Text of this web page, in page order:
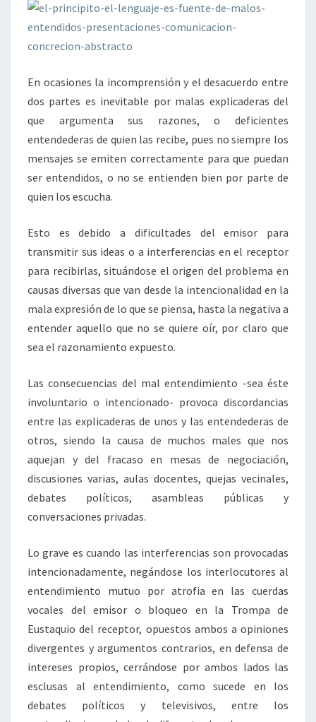
En ocasiones la incomprensión y el desacuerdo entre
dos partes es inevitable por malas explicaderas del
que argumenta sus razones, o deficientes
entendederas de quien las recibe, pues no siempre los
mensajes se emiten correctamente para que puedan
ser entendidos, o no se entienden bien por parte de
quien los escucha.
Esto es debido a dificultades del emisor para
transmitir sus ideas o a interferencias en el receptor
para recibirlas, situándose el origen del problema en
causas diversas que van desde la intencionalidad en la
mala expresión de lo que se piensa, hasta la negativa a
entender aquello que no se quiere oír, por claro que
sea el razonamiento expuesto.
Las consecuencias del mal entendimiento -sea éste
involuntario o intencionado- provoca discordancias
entre las explicaderas de unos y las entendederas de
otros, siendo la causa de muchos males que nos
aquejan y del fracaso en mesas de negociación,
discusiones varias, aulas docentes, quejas vecinales,
debates políticos, asambleas públicas y
conversaciones privadas.
Lo grave es cuando las interferencias son provocadas
intencionadamente, negándose los interlocutores al
entendimiento mutuo por atrofia en las cuerdas
vocales del emisor o bloqueo en la Trompa de
Eustaquio del receptor, opuestos ambos a opiniones
divergentes y argumentos contrarios, en defensa de
intereses propios, cerrándose por ambos lados las
esclusas al entendimiento, como sucede en los
debates políticos y televisivos, entre los